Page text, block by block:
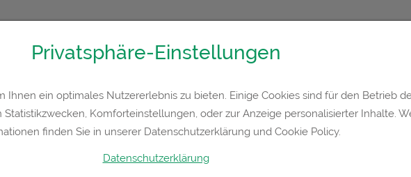
Hautpflege Familie Nahrungsergänzung Diverses
Privatsphäre-Einstellungen
Ihnen ein optimales Nutzererlebnis zu bieten. Einige Cookies sind für den Betrieb
Komforteinstellungen, oder zur Anzeige personalisierter Inhalte.
finden Sie in unserer Datenschutzerklärung und Cookie Policy.
Datenschutzerklärung